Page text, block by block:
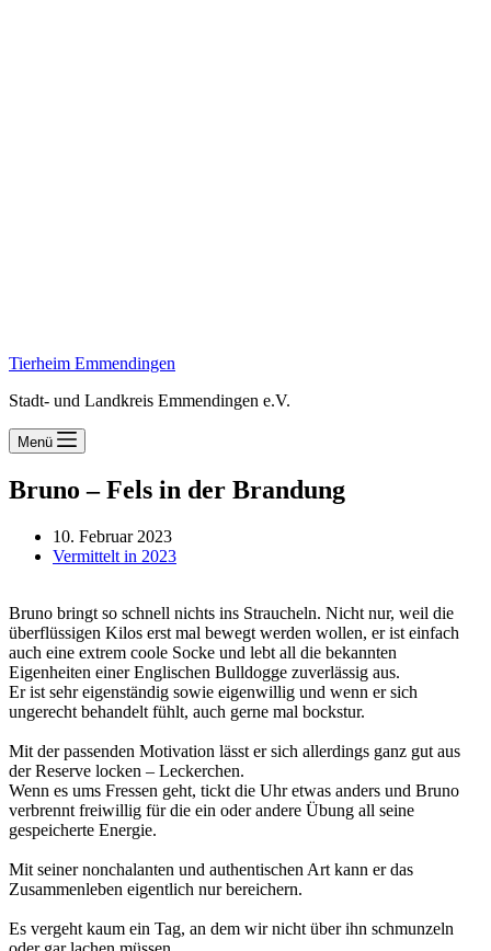
Tierheim Emmendingen
Stadt- und Landkreis Emmendingen e.V.
Menü
Bruno – Fels in der Brandung
10. Februar 2023
Vermittelt in 2023
Bruno bringt so schnell nichts ins Straucheln. Nicht nur, weil die
überflüssigen Kilos erst mal bewegt werden wollen, er ist einfach
auch eine extrem coole Socke und lebt all die bekannten
Eigenheiten einer Englischen Bulldogge zuverlässig aus.
Er ist sehr eigenständig sowie eigenwillig und wenn er sich
ungerecht behandelt fühlt, auch gerne mal bockstur.
Mit der passenden Motivation lässt er sich allerdings ganz gut aus
der Reserve locken – Leckerchen.
Wenn es ums Fressen geht, tickt die Uhr etwas anders und Bruno
verbrennt freiwillig für die ein oder andere Übung all seine
gespeicherte Energie.
Mit seiner nonchalanten und authentischen Art kann er das
Zusammenleben eigentlich nur bereichern.
Es vergeht kaum ein Tag, an dem wir nicht über ihn schmunzeln